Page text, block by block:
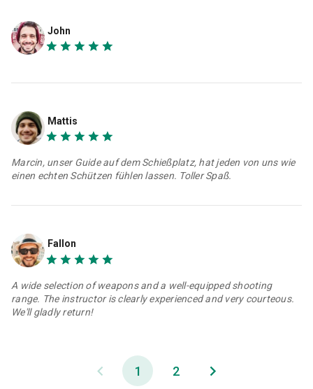
John
Mattis
Marcin, unser Guide auf dem Schießplatz, hat jeden von uns wie
einen echten Schützen fühlen lassen. Toller Spaß.
Fallon
A wide selection of weapons and a well-equipped shooting
range. The instructor is clearly experienced and very courteous.
We'll gladly return!
1 2